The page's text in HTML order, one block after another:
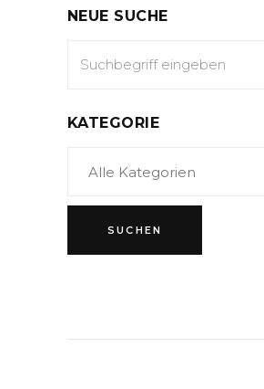
NEUE SUCHE
KATEGORIE